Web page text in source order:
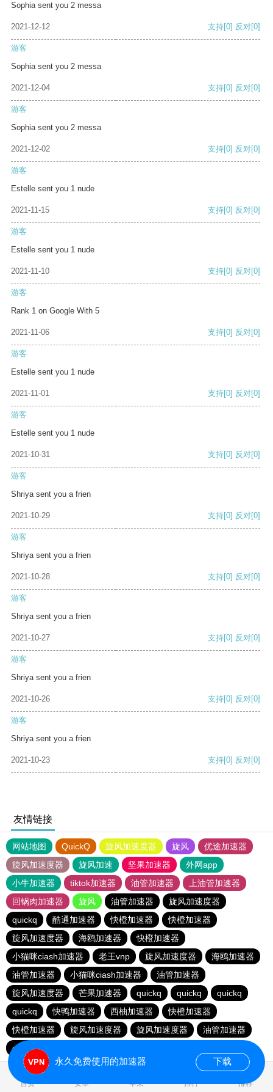
Sophia sent you 2 messa
2021-12-12 支持[0] 反对[0]
游客
Sophia sent you 2 messa
2021-12-04 支持[0] 反对[0]
游客
Sophia sent you 2 messa
2021-12-02 支持[0] 反对[0]
游客
Estelle sent you 1 nude
2021-11-15 支持[0] 反对[0]
游客
Estelle sent you 1 nude
2021-11-10 支持[0] 反对[0]
游客
Rank 1 on Google With 5
2021-11-06 支持[0] 反对[0]
游客
Estelle sent you 1 nude
2021-11-01 支持[0] 反对[0]
游客
Estelle sent you 1 nude
2021-10-31 支持[0] 反对[0]
游客
Shriya sent you a frien
2021-10-29 支持[0] 反对[0]
游客
Shriya sent you a frien
2021-10-28 支持[0] 反对[0]
游客
Shriya sent you a frien
2021-10-27 支持[0] 反对[0]
游客
Shriya sent you a frien
2021-10-26 支持[0] 反对[0]
游客
Shriya sent you a frien
2021-10-23 支持[0] 反对[0]
友情链接
网站地图 QuickQ 旋风加速度器 旋风
优途加速器
旋风加速度器
旋风加速 坚果加速器
外网app
小牛加速器
tiktok加速器 油管加速器
上油管加速器
回锅肉加速器
旋风 油管加速器
旋风加速度器
quickq
酷通加速器 快橙加速器
快橙加速器
旋风加速度器
海鸥加速器
快橙加速器
小猫咪ciash加速器
老王vnp 旋风加速度器
海鸥加速器
油管加速器
小猫咪ciash加速器
油管加速器
旋风加速度器
芒果加速器 quickq quickq
quickq
quickq
快鸭加速器 西柚加速器
快橙加速器
快橙加速器
旋风加速度器 旋风加速度器
油管加速器
quickq
首页 安卓 苹果 排行 推荐
永久免费使用的加速器 下载